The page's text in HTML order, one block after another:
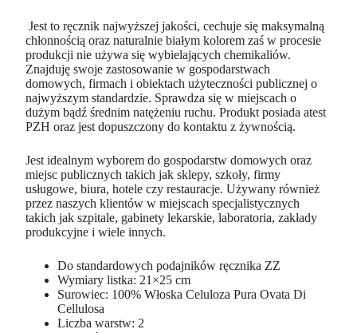
Jest to ręcznik najwyższej jakości, cechuje się maksymalną
chłonnością oraz naturalnie białym kolorem zaś w procesie
produkcji nie używa się wybielających chemikaliów.
Znajduję swoje zastosowanie w gospodarstwach
domowych, firmach i obiektach użyteczności publicznej o
najwyższym standardzie. Sprawdza się w miejscach o
dużym bądź średnim natężeniu ruchu. Produkt posiada atest
PZH oraz jest dopuszczony do kontaktu z żywnością.
Jest idealnym wyborem do gospodarstw domowych oraz
miejsc publicznych takich jak sklepy, szkoły, firmy
usługowe, biura, hotele czy restauracje. Używany również
przez naszych klientów w miejscach specjalistycznych
takich jak szpitale, gabinety lekarskie, laboratoria, zakłady
produkcyjne i wiele innych.
Do standardowych podajników ręcznika ZZ
Wymiary listka: 21×25 cm
Surowiec: 100% Włoska Celuloza Pura Ovata Di
Cellulosa
Liczba warstw: 2